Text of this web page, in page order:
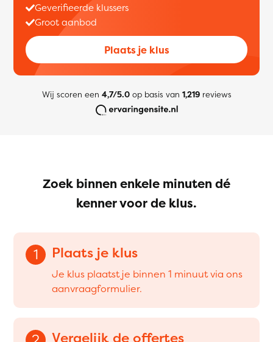
Geverifieerde klussers
Groot aanbod
Plaats je klus
Wij scoren een 4,7/5.0op basis van 1,219reviews
Zoek binnen enkele minuten dé
kenner voor de klus.
1 Plaats je klus
Je klus plaatst je binnen 1 minuut via ons
aanvraagformulier.
Vergelijk de offertes